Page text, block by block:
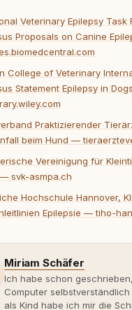
Veterinary Epilepsy Task
Proposals on Canine
College of Veterinary
Statement Epilepsy in
Praktizierender
beim Hund —
Vereinigung für
— svk-asmpa.ch
Hochschule Hannover,
Epilepsie — tiho-
Miriam Schäfer
Ich habe schon
Computer
als Kind habe ich mir die